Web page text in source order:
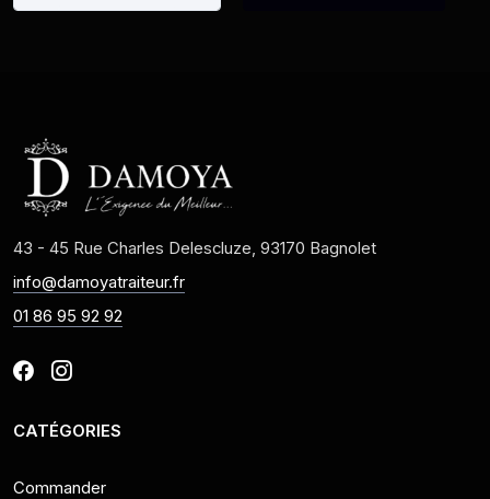
43 - 45 Rue Charles Delescluze, 93170 Bagnolet
info@damoyatraiteur.fr
01 86 95 92 92
CATÉGORIES
Commander